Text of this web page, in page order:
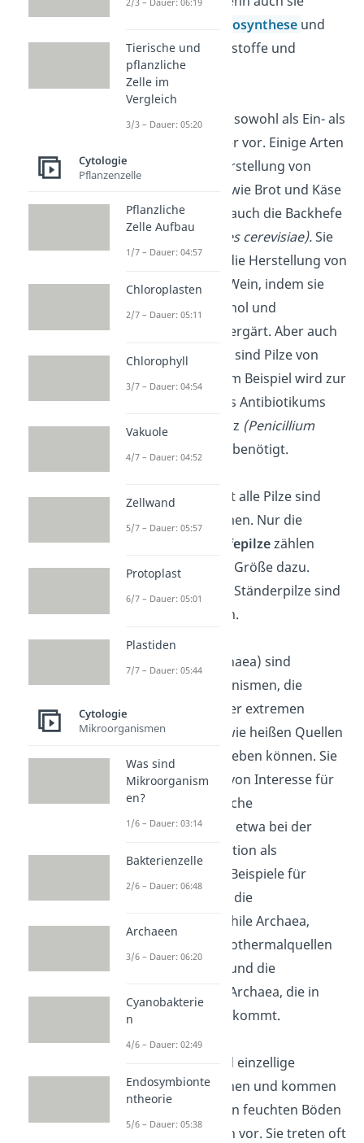
Photosynthese und
stellen so Nährstoffe und
Sauerstoff her.
Pilze kommen sowohl als Ein- als
auch Mehrzeller vor. Einige Arten
werden zur Herstellung von
Lebensmitteln wie Brot und Käse
verwendet. So auch die Backhefe
(Saccharomyces cerevisiae).Sie
ist wichtig für die Herstellung von
Brot, Bier und Wein, indem sie
Zucker zu Alkohol und
Kohlendioxid vergärt. Aber auch
für die Medizin sind Pilze von
Bedeutung. Zum Beispiel wird zur
Herstellung des Antibiotikums
Penicillin ein Pilz (Penicillium
benötigt.
Übrigens: Nicht alle Pilzesind
Mikroorganismen. Nur die
einzelligen Hefepilzezählen
aufgrund ihrer Größe dazu.
Schimmel- und Ständerpilze sind
keine Mikroben.
(Archaea) sind
einzellige Organismen, die
besonders unter extremen
Bedingungen wie heißen Quellen
oder Salzseen leben können. Sie
sind vor allem von Interesse für
biotechnologische
Anwendungen, etwa bei der
Methanproduktion als
Energiequelle. Beispiele für
Archaeen sind: die
Hyperthermophile Archaea,
welche in Hydrothermalquellen
zu finden sind und die
Methanogene Archaea, die in
Reisfeldern vorkommt.
sind einzellige
Mikroorganismen und kommen
hauptsächlich in feuchten Böden
und Gewässern vor. Sie treten oft
Tierische und
pflanzliche
Zelle im
Vergleich
3/3 – Dauer: 05:20
Cytologie
Pflanzenzelle
Pflanzliche
Zelle Aufbau
1/7 – Dauer: 04:57
Chloroplasten
2/7 – Dauer: 05:11
Chlorophyll
3/7 – Dauer: 04:54
Vakuole
4/7 – Dauer: 04:52
Zellwand
5/7 – Dauer: 05:57
Protoplast
6/7 – Dauer: 05:01
Plastiden
7/7 – Dauer: 05:44
Cytologie
Mikroorganismen
Was sind
Mikroorganism
en?
1/6 – Dauer: 03:14
Bakterienzelle
2/6 – Dauer: 06:48
Archaeen
3/6 – Dauer: 06:20
Cyanobakterie
n
4/6 – Dauer: 02:49
Endosymbionte
ntheorie
5/6 – Dauer: 05:38